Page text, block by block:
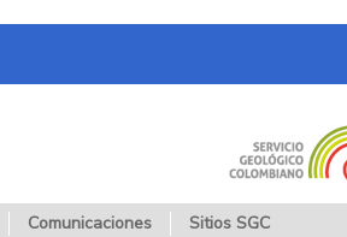
Comunicaciones Sitios SGC